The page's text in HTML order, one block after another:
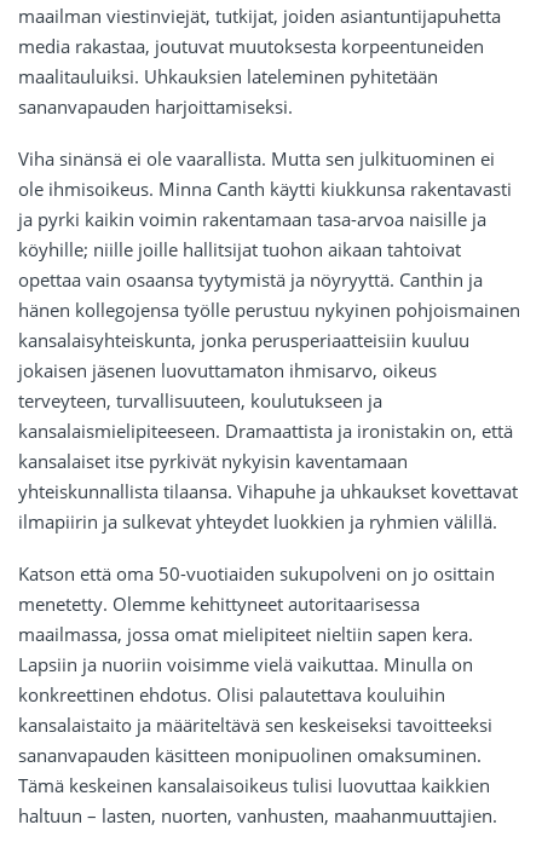
maailman viestinviejät, tutkijat, joiden asiantuntijapuhetta
media rakastaa, joutuvat muutoksesta korpeentuneiden
maalitauluiksi. Uhkauksien lateleminen pyhitetään
sananvapauden harjoittamiseksi.
Viha sinänsä ei ole vaarallista. Mutta sen julkituominen ei
ole ihmisoikeus. Minna Canth käytti kiukkunsa rakentavasti
ja pyrki kaikin voimin rakentamaan tasa-arvoa naisille ja
köyhille; niille joille hallitsijat tuohon aikaan tahtoivat
opettaa vain osaansa tyytymistä ja nöyryyttä. Canthin ja
hänen kollegojensa työlle perustuu nykyinen pohjoismainen
kansalaisyhteiskunta, jonka perusperiaatteisiin kuuluu
jokaisen jäsenen luovuttamaton ihmisarvo, oikeus
terveyteen, turvallisuuteen, koulutukseen ja
kansalaismielipiteeseen. Dramaattista ja ironistakin on, että
kansalaiset itse pyrkivät nykyisin kaventamaan
yhteiskunnallista tilaansa. Vihapuhe ja uhkaukset kovettavat
ilmapiirin ja sulkevat yhteydet luokkien ja ryhmien välillä.
Katson että oma 50-vuotiaiden sukupolveni on jo osittain
menetetty. Olemme kehittyneet autoritaarisessa
maailmassa, jossa omat mielipiteet nieltiin sapen kera.
Lapsiin ja nuoriin voisimme vielä vaikuttaa. Minulla on
konkreettinen ehdotus. Olisi palautettava kouluihin
kansalaistaito ja määriteltävä sen keskeiseksi tavoitteeksi
sananvapauden käsitteen monipuolinen omaksuminen.
Tämä keskeinen kansalaisoikeus tulisi luovuttaa kaikkien
haltuun – lasten, nuorten, vanhusten, maahanmuuttajien.